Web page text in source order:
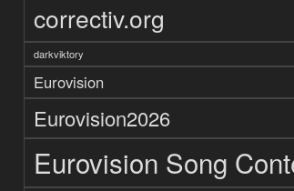
correctiv.org
darkviktory
Eurovision
Eurovision2026
Eurovision Song